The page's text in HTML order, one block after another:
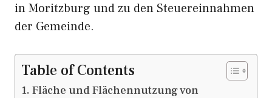
in Moritzburg und zu den Steuereinnahmen
der Gemeinde.
Table of Contents
Fläche und Flächennutzung von